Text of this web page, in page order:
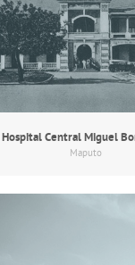
Hospital Central Miguel
Maputo